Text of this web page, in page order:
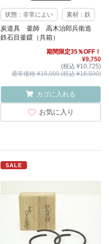
状態：非常によい 素材：鉄
炭道具 釜師 高木治郎兵衛造
鉄石目釜鐶（共箱）
期間限定35％OFF！
¥9,750
(税込 ¥10,725)
通常価格 ¥15,000 (税込 ¥16,500)
カゴに入れる
お気に入り
SALE